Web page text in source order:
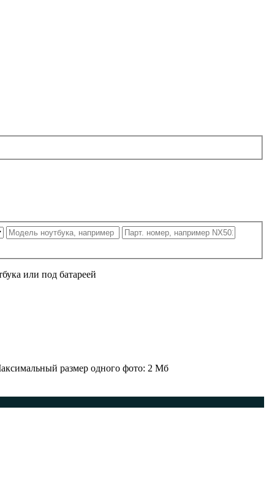
или под батареей
размер одного фото: 2 Мб